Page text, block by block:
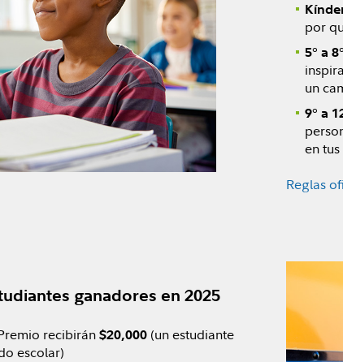
por
5° a
un
9° a
en
Reglas
ganadores en 2025
recibirán $20,000 (un estudiante
escolar)